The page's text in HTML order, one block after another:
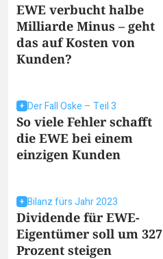
EWE verbucht halbe
Milliarde Minus – geht
das auf Kosten von
Kunden?
Der Fall Oske – Teil 3
So viele Fehler schafft
die EWE bei einem
einzigen Kunden
Bilanz fürs Jahr 2023
Dividende für EWE-
Eigentümer soll um 327
Prozent steigen